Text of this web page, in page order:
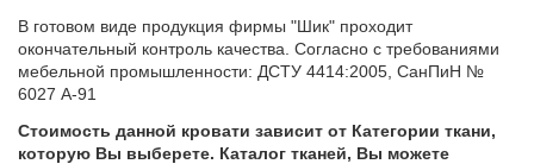
В готовом виде продукция фирмы "Шик" проходит
окончательный контроль качества. Согласно с требованиями
мебельной промышленности: ДСТУ 4414:2005, СанПиН №
6027 А-91
Стоимость данной кровати зависит от Категории ткани,
которую Вы выберете. Каталог тканей, Вы можете